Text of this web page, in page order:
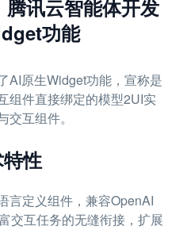
讯云智能体开发
功能
AI原生Widget功能，宣称是
组件直接绑定的模型2UI实
互组件。
性
言定义组件，兼容OpenAI
交互任务的无缝衔接，扩展